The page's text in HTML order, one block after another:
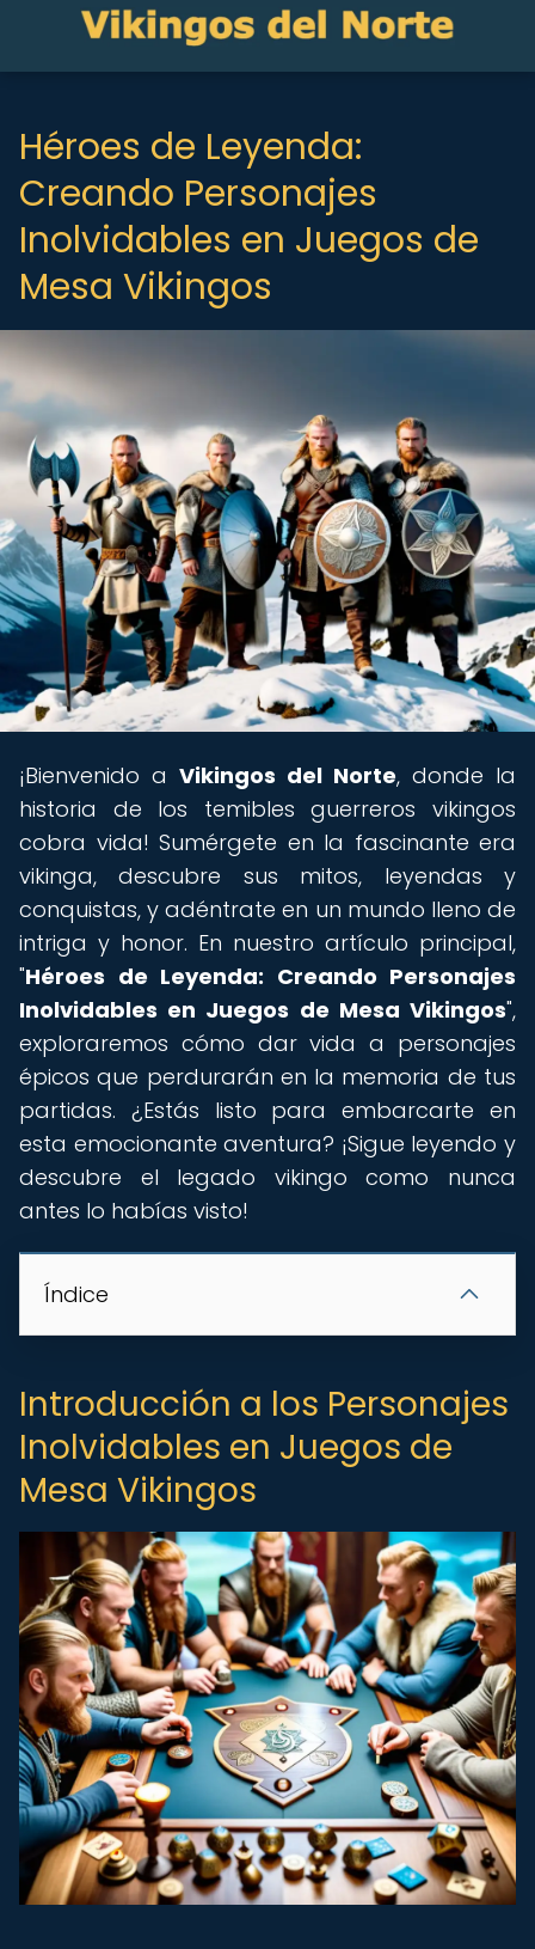
Héroes de Leyenda:
Creando Personajes
Inolvidables en Juegos de
Mesa Vikingos
¡Bienvenido a Vikingos del Norte, donde la
historia de los temibles guerreros vikingos
cobra vida! Sumérgete en la fascinante era
vikinga, descubre sus mitos, leyendas y
conquistas, y adéntrate en un mundo lleno de
intriga y honor. En nuestro artículo principal,
"Héroes de Leyenda: Creando Personajes
Inolvidables en Juegos de Mesa Vikingos",
exploraremos cómo dar vida a personajes
épicos que perdurarán en la memoria de tus
partidas. ¿Estás listo para embarcarte en
esta emocionante aventura? ¡Sigue leyendo y
descubre el legado vikingo como nunca
antes lo habías visto!
Índice
Introducción a los Personajes
Inolvidables en Juegos de
Mesa Vikingos